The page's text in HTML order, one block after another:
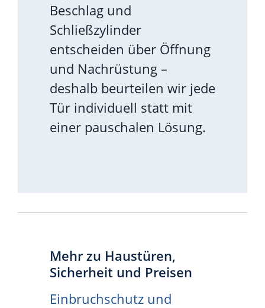
Beschlag und
Schließzylinder
entscheiden über Öffnung
und Nachrüstung –
deshalb beurteilen wir jede
Tür individuell statt mit
einer pauschalen Lösung.
Mehr zu Haustüren,
Sicherheit und Preisen
Einbruchschutz und